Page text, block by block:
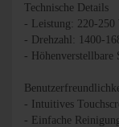
Technische Details
- Leistung: 220-250
- Drehzahl: 1400-
- Höhenverstellbare
- Intuitives
- Einfache